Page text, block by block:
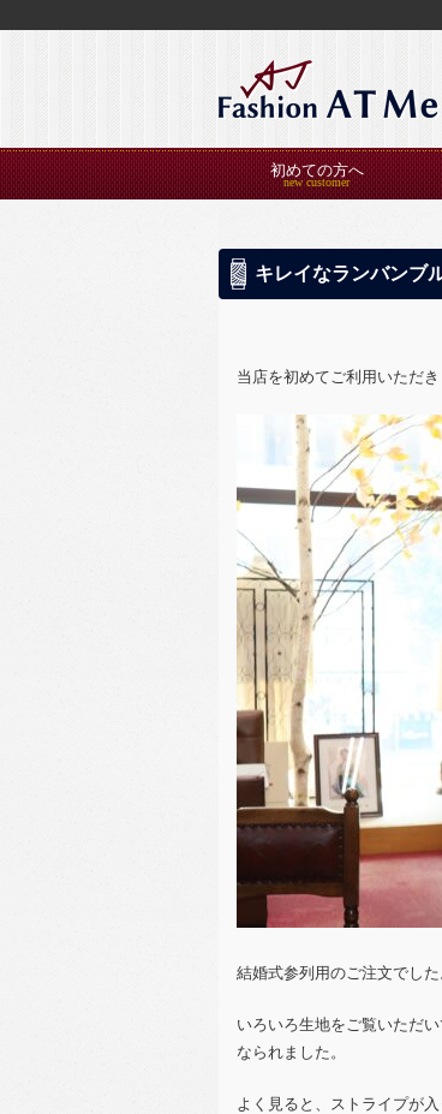
初めての方へ
キレイなランバンブ
当店を初めてご利用いただき
結婚式参列用のご注文でした
いろいろ生地をご覧いただ
なられました。
よく見ると、ストライプが